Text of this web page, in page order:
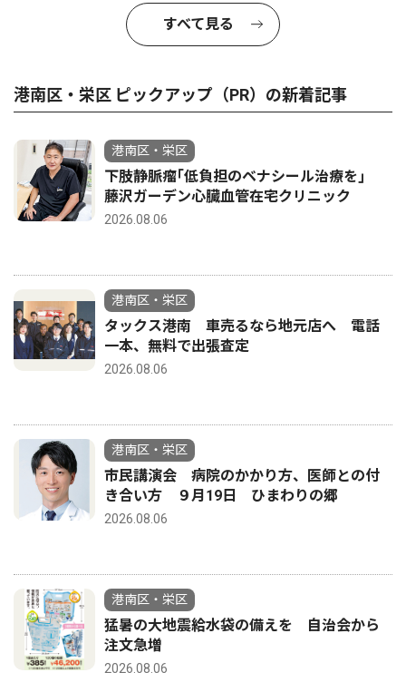
すべて見る
港南区・栄区 ピックアップ（PR）の新着記事
港南区・栄区
下肢静脈瘤｢低負担のベナシール治療を｣
藤沢ガーデン心臓血管在宅クリニック
2026.08.06
港南区・栄区
タックス港南 車売るなら地元店へ 電話
一本、無料で出張査定
2026.08.06
港南区・栄区
市民講演会 病院のかかり方、医師との付
き合い方 ９月19日 ひまわりの郷
2026.08.06
港南区・栄区
猛暑の大地震給水袋の備えを 自治会から
注文急増
2026.08.06